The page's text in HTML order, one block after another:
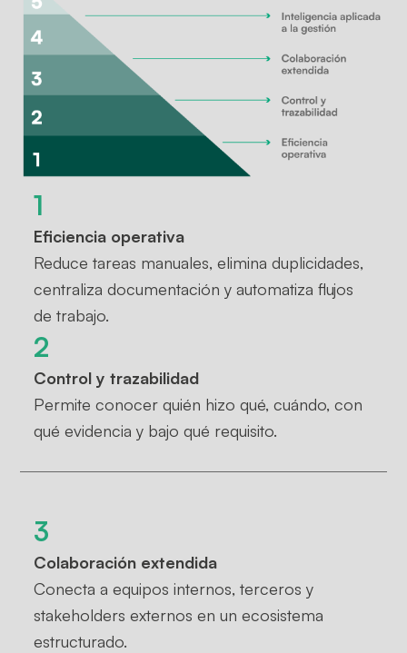
1
Eficiencia operativa
Reduce tareas manuales, elimina duplicidades,
centraliza documentación y automatiza flujos
de trabajo.
2
Control y trazabilidad
Permite conocer quién hizo qué, cuándo, con
qué evidencia y bajo qué requisito.
3
Colaboración extendida
Conecta a equipos internos, terceros y
stakeholders externos en un ecosistema
estructurado.